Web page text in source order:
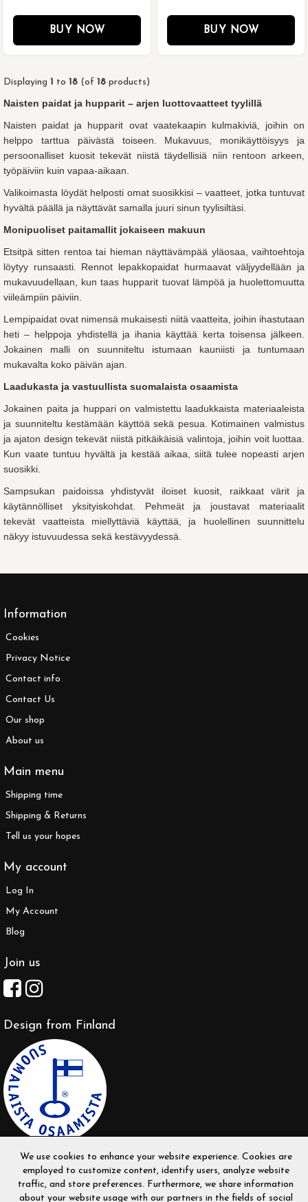
We use cookies to enhance your website experience. Cookies are
employed to customize content, identify users, analyze website
traffic, and store preferences. Furthermore, we share information
about your website usage with our partners in the fields of social
BUY NOW BUY NOW
Displaying 1 to 18 (of 18 products)
Naisten paidat ja hupparit – arjen luottovaatteet tyylillä
Naisten paidat ja hupparit ovat vaatekaapin kulmakiviä, joihin on
helppo tarttua päivästä toiseen. Mukavuus, monikäyttöisyys ja
persoonalliset kuosit tekevät niistä täydellisiä niin rentoon arkeen,
työpäiviin kuin vapaa-aikaan.
Valikoimasta löydät helposti omat suosikkisi – vaatteet, jotka tuntuvat
hyvältä päällä ja näyttävät samalla juuri sinun tyylisiltäsi.
Monipuoliset paitamallit jokaiseen makuun
Etsitpä sitten rentoa tai hieman näyttävämpää yläosaa, vaihtoehtoja
löytyy runsaasti. Rennot lepakkopaidat hurmaavat väljyydellään ja
mukavuudellaan, kun taas hupparit tuovat lämpöä ja huolettomuutta
viileämpiin päiviin.
Lempipaidat ovat nimensä mukaisesti niitä vaatteita, joihin ihastutaan
heti – helppoja yhdistellä ja ihania käyttää kerta toisensa jälkeen.
Jokainen malli on suunniteltu istumaan kauniisti ja tuntumaan
mukavalta koko päivän ajan.
Laadukasta ja vastuullista suomalaista osaamista
Jokainen paita ja huppari on valmistettu laadukkaista materiaaleista
ja suunniteltu kestämään käyttöä sekä pesua. Kotimainen valmistus
ja ajaton design tekevät niistä pitkäikäisiä valintoja, joihin voit luottaa.
Kun vaate tuntuu hyvältä ja kestää aikaa, siitä tulee nopeasti arjen
suosikki.
Sampsukan paidoissa yhdistyvät iloiset kuosit, raikkaat värit ja
käytännölliset yksityiskohdat. Pehmeät ja joustavat materiaalit
tekevät vaatteista miellyttäviä käyttää, ja huolellinen suunnittelu
näkyy istuvuudessa sekä kestävyydessä.
Information
Cookies
Privacy Notice
Contact info
Contact Us
Our shop
About us
Main menu
Shipping time
Shipping & Returns
Tell us your hopes
My account
Log In
My Account
Blog
Join us
Design from Finland